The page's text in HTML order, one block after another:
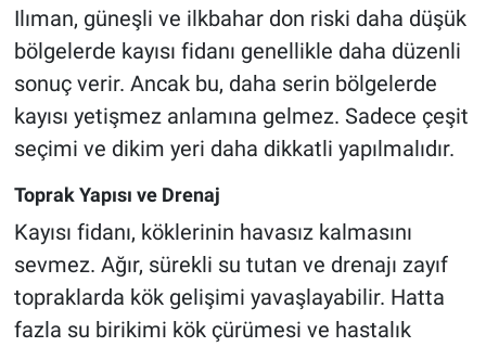
Ilıman, güneşli ve ilkbahar don riski daha düşük
bölgelerde kayısı fidanı genellikle daha düzenli
sonuç verir. Ancak bu, daha serin bölgelerde
kayısı yetişmez anlamına gelmez. Sadece çeşit
seçimi ve dikim yeri daha dikkatli yapılmalıdır.
Toprak Yapısı ve Drenaj
Kayısı fidanı, köklerinin havasız kalmasını
sevmez. Ağır, sürekli su tutan ve drenajı zayıf
topraklarda kök gelişimi yavaşlayabilir. Hatta
fazla su birikimi kök çürümesi ve hastalık